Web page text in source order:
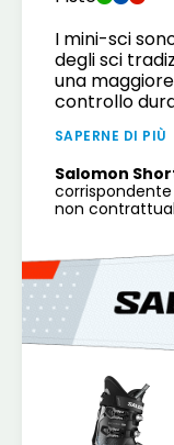
I mini-sci
degli sci
una
controllo
SAPERNE DI PIÙ
Salomon
non